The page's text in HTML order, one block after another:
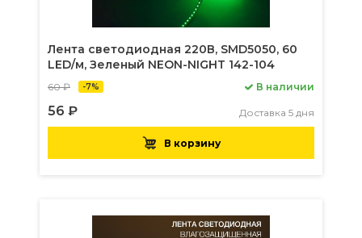
Лента светодиодная 220В, SMD5050, 60
LED/м, Зеленый NEON-NIGHT 142-104
60 ₽ -7%
56 ₽
В наличии
Доставка 5 дня
В корзину